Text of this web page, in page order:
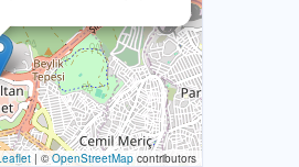
| ©OpenStreetMap contributors